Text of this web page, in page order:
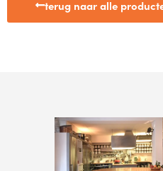
terug naar alle